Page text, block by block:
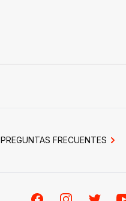
PREGUNTAS FRECUENTES